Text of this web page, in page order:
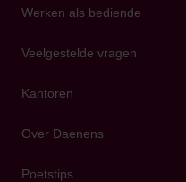
Werken als bediende
Veelgestelde vragen
Kantoren
Over Daenens
Poetstips